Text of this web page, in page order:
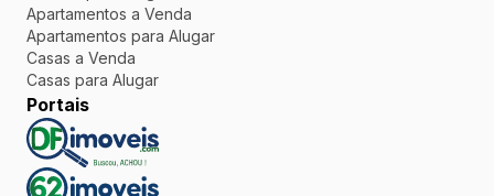
Apartamentos a Venda
Apartamentos para Alugar
Casas a Venda
Casas para Alugar
Portais